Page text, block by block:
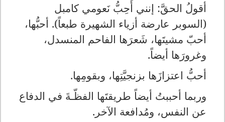
أقولُ الحقَّ: إنني أُحِبُّ نَعومي كامبل
(السوبر عارضة أزياء الشهيرة طبعاً). أحبُّها،
أحبّ مشيتَها، شَعرَها الفاحم المنسدل،
وغرورَها أيضاً.
أحبُّ اعتزازَها بزنجيَّتِها، وبقومِها.
وربما أحببتُ أيضاً طريقتَها الفظّـةَ في الدفاع
عن النفس، ومُدافعة الآخر.